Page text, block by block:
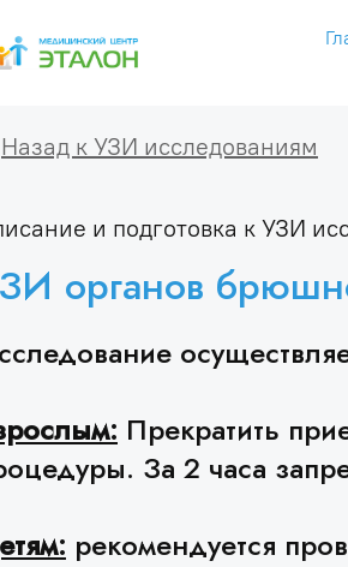
Назад к УЗИ исследованиям
и подготовка к УЗИ
органов
Прекратить
За 2 часа
рекомендуется